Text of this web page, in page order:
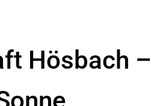
Hösbach –